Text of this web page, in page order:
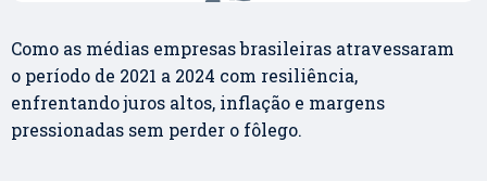
Como as médias empresas brasileiras atravessaram
o período de 2021 a 2024 com resiliência,
enfrentando juros altos, inflação e margens
pressionadas sem perder o fôlego.